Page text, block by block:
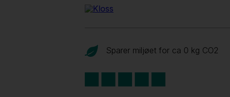
Sparer miljøet for ca 0 kg CO2